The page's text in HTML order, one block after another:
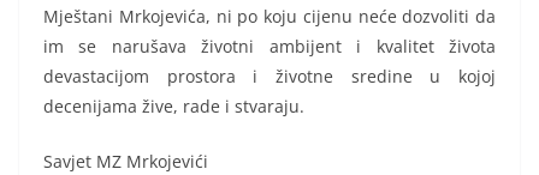
Mještani Mrkojevića, ni po koju cijenu neće dozvoliti da
im se narušava životni ambijent i kvalitet života
devastacijom prostora i životne sredine u kojoj
decenijama žive, rade i stvaraju.
Savjet MZ Mrkojevići